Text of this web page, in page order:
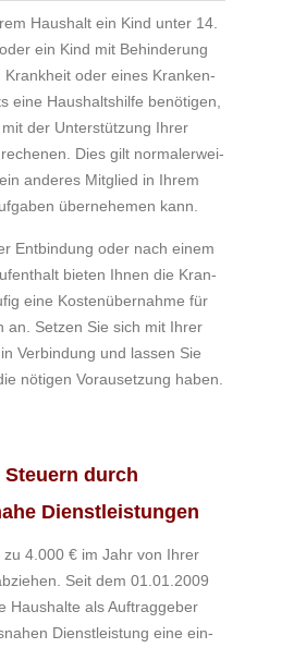
Haus­halt ein Kind unter 14.
ein Kind mit Be­hin­de­rung
Krank­heit oder eines Kran­ken­
eine Haus­halts­hil­fe be­nö­ti­gen,
der Un­ter­stüt­zung Ihrer
Dies gilt nor­ma­ler­wei­
an­de­res Mit­glied in Ihrem
über­ne­he­men kann.
Ent­bin­dung oder nach einem
bie­ten Ihnen die Kran­
eine Kos­ten­über­nah­me für
an. Set­zen Sie sich mit Ihrer
Ver­bin­dung und las­sen Sie
nö­ti­gen Vor­au­set­zung haben.
Steuern durch
Dienstleistungen
zu 4.000 € im Jahr von Ihrer
Seit dem 01.01.2009
Haus­hal­te als Auf­trag­ge­ber
Dienst­leis­tung eine ein­